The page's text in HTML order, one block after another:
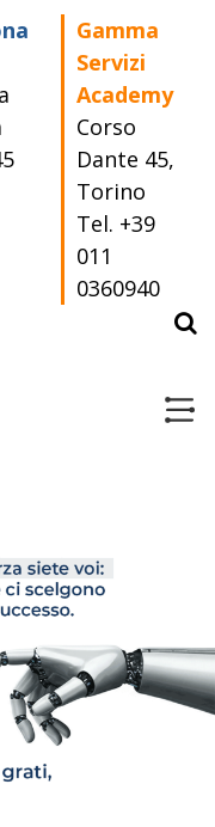
Gamma
Servizi
Academy
Corso
Dante 45,
Torino
Tel. +39
011
0360940